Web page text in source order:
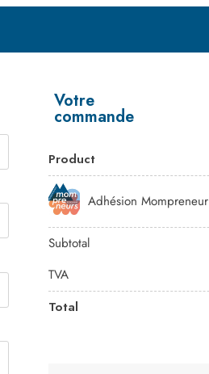
Votre
commande
Product
Adhésion Mompreneur
Subtotal
TVA
Total